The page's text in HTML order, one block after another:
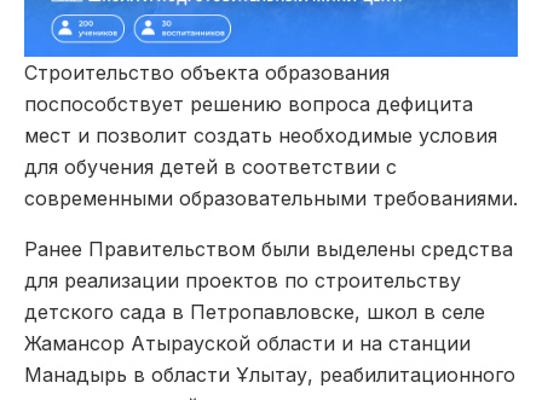
Строительство объекта образования
поспособствует решению вопроса дефицита
мест и позволит создать необходимые условия
для обучения детей в соответствии с
современными образовательными требованиями.
Ранее Правительством были выделены средства
для реализации проектов по строительству
детского сада в Петропавловске, школ в селе
Жамансор Атырауской области и на станции
Манадырь в области Ұлытау, реабилитационного